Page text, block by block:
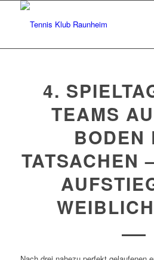
4.
TEAMS
BODEN
TATSACHEN